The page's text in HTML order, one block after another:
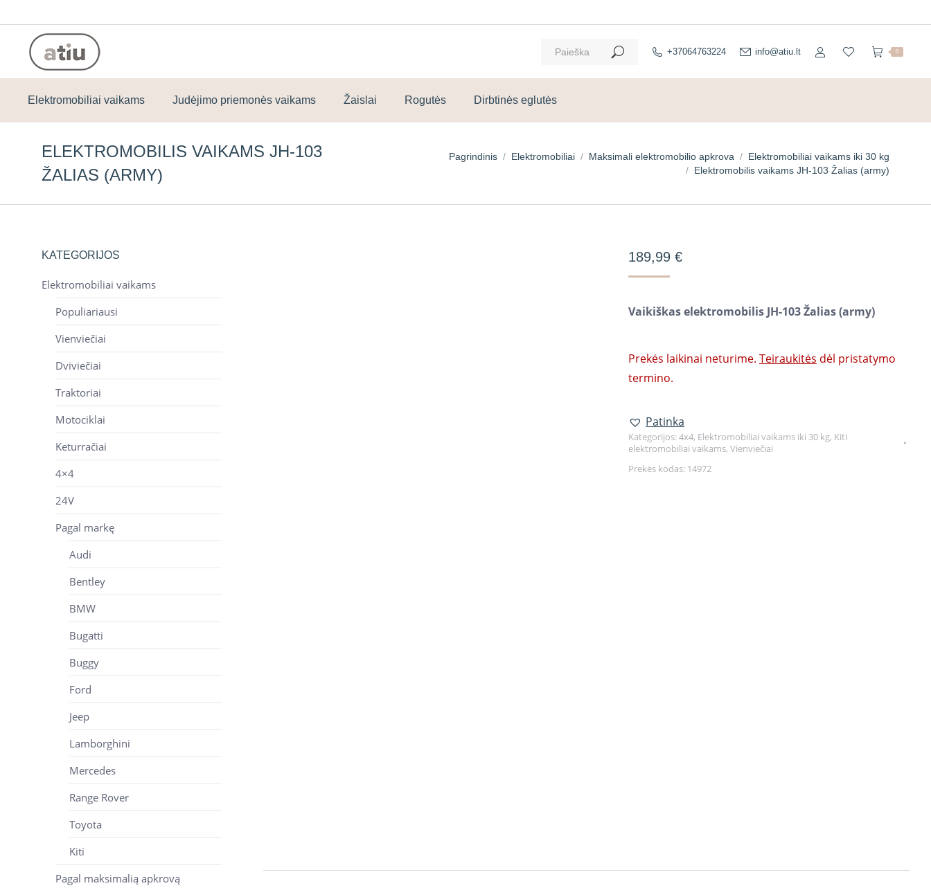
+37064763224 info@atiu.lt 0
Elektromobiliai vaikams Judėjimo priemonės vaikams Žaislai Rogutės Dirbtinės eglutės
ELEKTROMOBILIS VAIKAMS JH-103
ŽALIAS (ARMY)
Pagrindinis Elektromobiliai Maksimali elektromobilio apkrova
Elektromobiliai vaikams iki 30 kg
Elektromobilis vaikams JH-103 Žalias (army)
189,99 €
Vaikiškas elektromobilis JH-103 Žalias (army)
Prekės laikinai neturime. Teiraukitės dėl pristatymo
termino.
Patinka
Kategorijos:4x4, Elektromobiliai vaikams iki 30 kg, Kiti
elektromobiliai vaikams, Vienviečiai
Prekės kodas: 14972
KATEGORIJOS
Elektromobiliai vaikams
Populiariausi
Vienviečiai
Dviviečiai
Traktoriai
Motociklai
Keturračiai
4×4
24V
Pagal markę
Audi
Bentley
BMW
Bugatti
Buggy
Ford
Jeep
Lamborghini
Mercedes
Range Rover
Toyota
Kiti
Pagal maksimalią apkrovą